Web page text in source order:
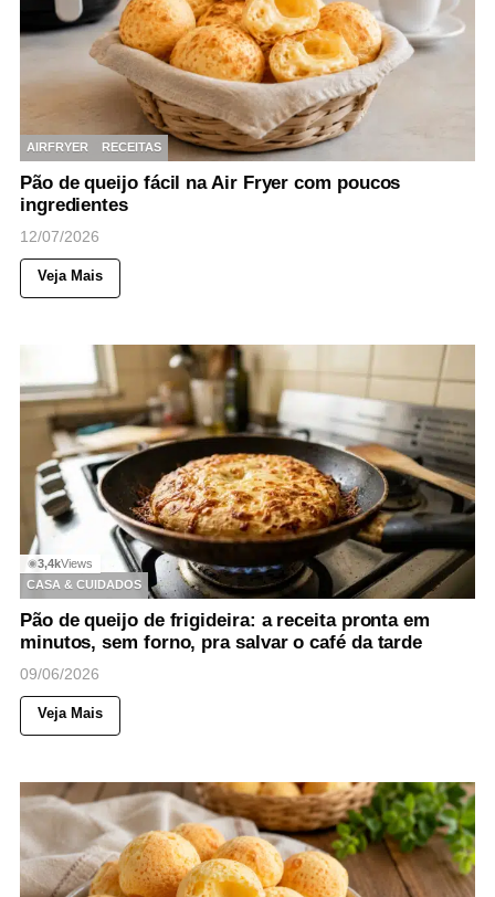
AIRFRYER RECEITAS
Pão de queijo fácil na Air Fryer com poucos
ingredientes
12/07/2026
Veja Mais
◉3,4kViews
CASA & CUIDADOS
Pão de queijo de frigideira: a receita pronta em
minutos, sem forno, pra salvar o café da tarde
09/06/2026
Veja Mais